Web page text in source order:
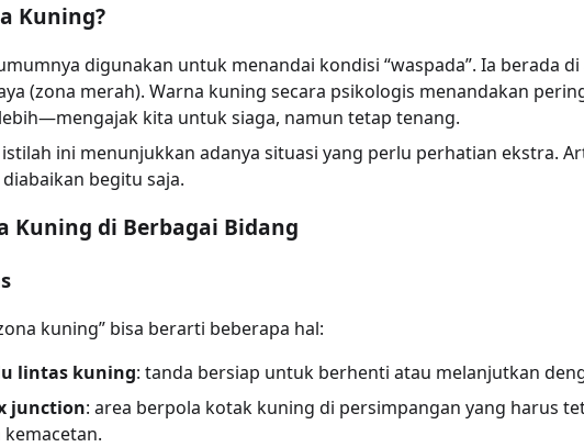
Kuning?
digunakan untuk menandai kondisi “waspada”. Ia berada
(zona merah). Warna kuning secara psikologis menandakan
kita untuk siaga, namun tetap tenang.
ini menunjukkan adanya situasi yang perlu perhatian ekstra.
begitu saja.
Kuning di Berbagai Bidang
kuning” bisa berarti beberapa hal:
lintas kuning: tanda bersiap untuk berhenti atau melanjutkan
junction: area berpola kotak kuning di persimpangan yang harus